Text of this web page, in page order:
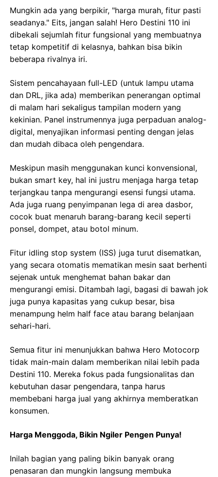
Mungkin ada yang berpikir, "harga murah, fitur pasti
seadanya." Eits, jangan salah! Hero Destini 110 ini
dibekali sejumlah fitur fungsional yang membuatnya
tetap kompetitif di kelasnya, bahkan bisa bikin
beberapa rivalnya iri.
Sistem pencahayaan full-LED (untuk lampu utama
dan DRL, jika ada) memberikan penerangan optimal
di malam hari sekaligus tampilan modern yang
kekinian. Panel instrumennya juga perpaduan analog-
digital, menyajikan informasi penting dengan jelas
dan mudah dibaca oleh pengendara.
Meskipun masih menggunakan kunci konvensional,
bukan smart key, hal ini justru menjaga harga tetap
terjangkau tanpa mengurangi esensi fungsi utama.
Ada juga ruang penyimpanan lega di area dasbor,
cocok buat menaruh barang-barang kecil seperti
ponsel, dompet, atau botol minum.
Fitur idling stop system (ISS) juga turut disematkan,
yang secara otomatis mematikan mesin saat berhenti
sejenak untuk menghemat bahan bakar dan
mengurangi emisi. Ditambah lagi, bagasi di bawah jok
juga punya kapasitas yang cukup besar, bisa
menampung helm half face atau barang belanjaan
sehari-hari.
Semua fitur ini menunjukkan bahwa Hero Motocorp
tidak main-main dalam memberikan nilai lebih pada
Destini 110. Mereka fokus pada fungsionalitas dan
kebutuhan dasar pengendara, tanpa harus
membebani harga jual yang akhirnya memberatkan
konsumen.
Harga Menggoda, Bikin Ngiler Pengen Punya!
Inilah bagian yang paling bikin banyak orang
penasaran dan mungkin langsung membuka